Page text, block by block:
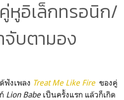
หูอิเล็กทรอนิก/
จับตามอง
ฟังเพลง Treat Me Like Fireของคู่
Lion Babeเป็นครั้งแรก แล้วก็เกิด